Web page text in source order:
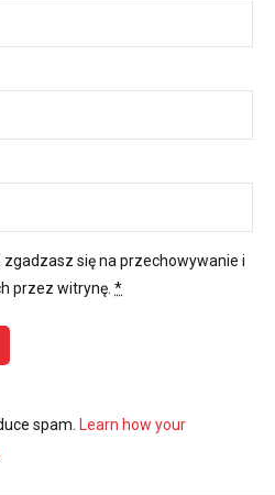
się na przechowywanie i
przez witrynę. *
spam. Learn how your